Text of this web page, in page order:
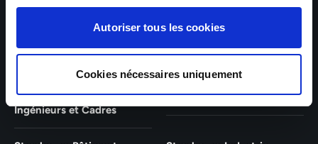
Autoriser tous les cookies
Cookies nécessaires uniquement
Experts Strasbourg –
Illkirch-Graffenstaden
Experts Saint-Louis –
Tertiaire, Techniciens,
Ingénieurs et Cadres
Tertiaire, Techniciens,
Ingénieurs et Cadres
Saint-Louis – Industrie,
Logistique, Service